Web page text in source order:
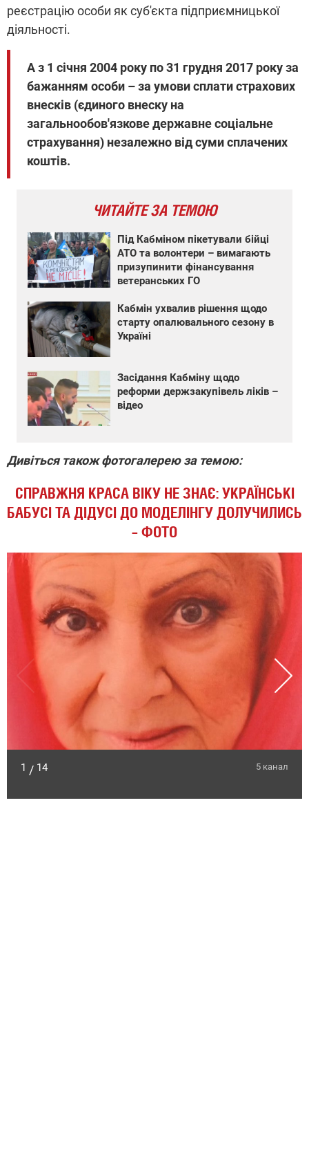
реєстрацію особи як суб'єкта підприємницької
діяльності.
А з 1 січня 2004 року по 31 грудня 2017 року за
бажанням особи – за умови сплати страхових
внесків (єдиного внеску на
загальнообов'язкове державне соціальне
страхування) незалежно від суми сплачених
коштів.
ЧИТАЙТЕ ЗА ТЕМОЮ
Під Кабміном пікетували бійці
АТО та волонтери – вимагають
призупинити фінансування
ветеранських ГО
Кабмін ухвалив рішення щодо
старту опалювального сезону в
Україні
Засідання Кабміну щодо
реформи держзакупівель ліків –
відео
Дивіться також фотогалерею за темою:
СПРАВЖНЯ КРАСА ВІКУ НЕ ЗНАЄ: УКРАЇНСЬКІ
БАБУСІ ТА ДІДУСІ ДО МОДЕЛІНГУ ДОЛУЧИЛИСЬ
– ФОТО
1 / 14 5 канал